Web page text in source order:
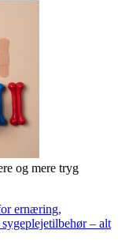
og mere tryg
ernæring,
– alt